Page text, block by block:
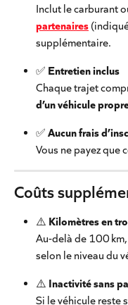
Inclut le carburant
partenaires
supplémentaire.
✅ Entretien inclus
Chaque trajet
d’un véhicule
✅ Aucun frais
Vous ne payez que
Coûts
⚠️ Kilomètres en
Au-delà de 100
selon le niveau du
⚠️ Inactivité sans
Si le véhicule reste